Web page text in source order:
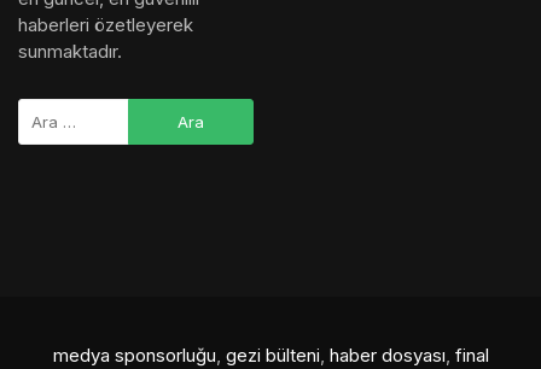
haberleri özetleyerek
sunmaktadır.
medya sponsorluğu, gezi bülteni, haber dosyası, final